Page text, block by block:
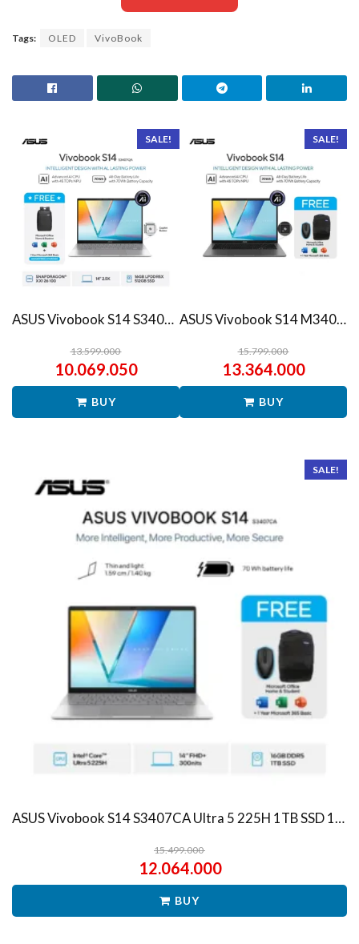
Tags: OLED VivoBook
SALE!
ASUS Vivobook S14 S3407QA – IPSP151M – Matte Gray
13.599.000
10.069.050
BUY
SALE!
ASUS Vivobook S14 M3407HA Ryzen 7 260 1TB SSD 16GB WUXGA IPS Win11+OHS
15.799.000
13.364.000
BUY
SALE!
ASUS Vivobook S14 S3407CA Ultra 5 225H 1TB SSD 16GB WUXGA IPS Win11+OHS
15.499.000
12.064.000
BUY